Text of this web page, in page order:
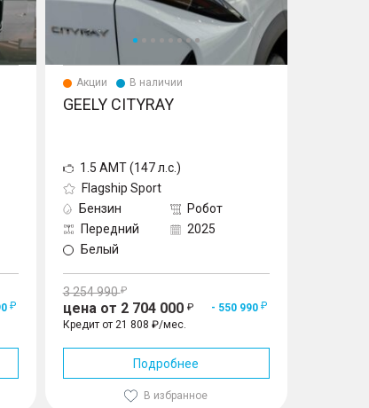
Акции В наличии
GEELY CITYRAY
1.5 AMT (147 л.с.)
Flagship Sport
Бензин
Робот
Передний
2025
Белый
3 254 990
цена от 2 704 000
- 550 990
Кредит от 21 808 ₽/мес.
Подробнее
В избранное